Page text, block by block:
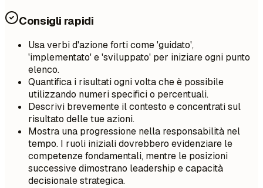
Consigli rapidi
Usa verbi d'azione forti come 'guidato',
'implementato' e 'sviluppato' per iniziare ogni punto
elenco.
Quantifica i risultati ogni volta che è possibile
utilizzando numeri specifici o percentuali.
Descrivi brevemente il contesto e concentrati sul
risultato delle tue azioni.
Mostra una progressione nella responsabilità nel
tempo. I ruoli iniziali dovrebbero evidenziare le
competenze fondamentali, mentre le posizioni
successive dimostrano leadership e capacità
decisionale strategica.